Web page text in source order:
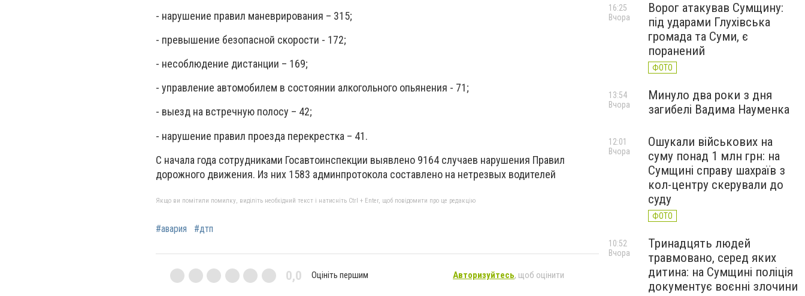
- нарушение правил маневрирования – 315;
- превышение безопасной скорости - 172;
- несоблюдение дистанции – 169;
- управление автомобилем в состоянии алкогольного опьянения - 71;
- выезд на встречную полосу – 42;
- нарушение правил проезда перекрестка – 41.
С начала года сотрудниками Госавтоинспекции выявлено 9164 случаев нарушения Правил
дорожного движения. Из них 1583 админпротокола составлено на нетрезвых водителей
Якщо ви помітили помилку, виділіть необхідний текст і натисніть Ctrl + Enter, щоб повідомити про це редакцію
#авария #дтп
0,0 Оцініть першим Авторизуйтесь, щоб оцінити
Ворог атакував Сумщину:
під ударами Глухівська
громада та Суми, є
поранений
ФОТО
16:25
Вчора
Минуло два роки з дня
загибелі Вадима Науменка
13:54
Вчора
Ошукали військових на
суму понад 1 млн грн: на
Сумщині справу шахраїв з
кол-центру скерували до
суду
ФОТО
12:01
Вчора
Тринадцять людей
травмовано, серед яких
дитина: на Сумщині поліція
документує воєнні злочини
10:52
Вчора